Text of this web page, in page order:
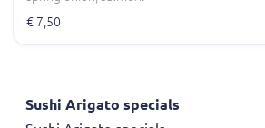
€ 7,50
Sushi Arigato specials